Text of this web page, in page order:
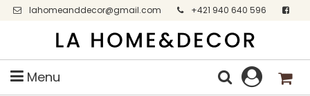
lahomeanddecor@gmail.com
+421 940 640 596
Facebook
Menu